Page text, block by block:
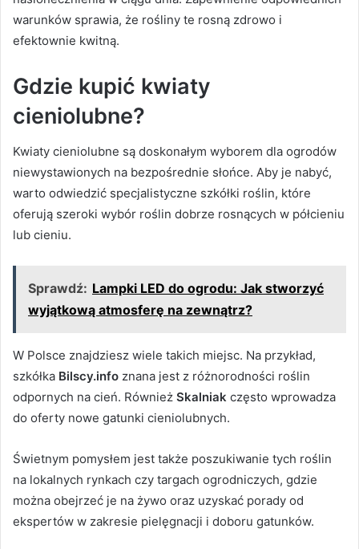
warunków sprawia, że rośliny te rosną zdrowo i
efektownie kwitną.
Gdzie kupić kwiaty
cieniolubne?
Kwiaty cieniolubne są doskonałym wyborem dla ogrodów
niewystawionych na bezpośrednie słońce. Aby je nabyć,
warto odwiedzić specjalistyczne szkółki roślin, które
oferują szeroki wybór roślin dobrze rosnących w półcieniu
lub cieniu.
Sprawdź: Lampki LED do ogrodu: Jak stworzyć
wyjątkową atmosferę na zewnątrz?
W Polsce znajdziesz wiele takich miejsc. Na przykład,
szkółka Bilscy.info znana jest z różnorodności roślin
odpornych na cień. Również Skalniak często wprowadza
do oferty nowe gatunki cieniolubnych.
Świetnym pomysłem jest także poszukiwanie tych roślin
na lokalnych rynkach czy targach ogrodniczych, gdzie
można obejrzeć je na żywo oraz uzyskać porady od
ekspertów w zakresie pielęgnacji i doboru gatunków.